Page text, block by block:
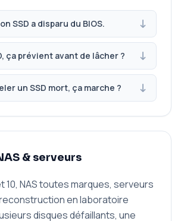
SSD a disparu du BIOS.
ça prévient avant de lâcher ?
un SSD mort, ça marche ?
& serveurs
10, NAS toutes marques, serveurs
en laboratoire
disques défaillants, une